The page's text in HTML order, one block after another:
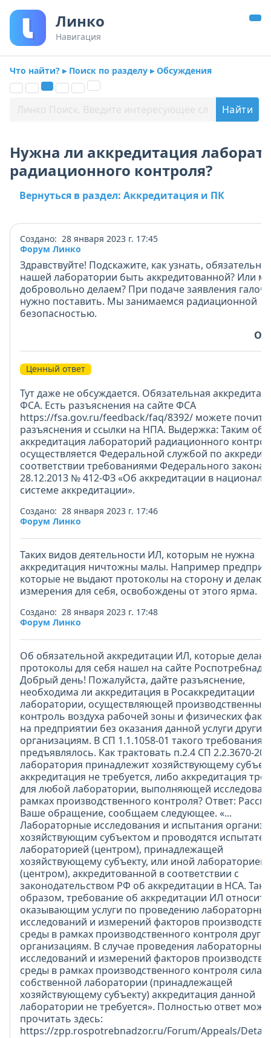
Линко
Навигация
Что найти? ▸ Поиск по разделу ▸ Обсуждения
Нужна ли аккредитация
радиационного контроля?
Вернуться в раздел: Аккредитация и ПК
Создано: 28 января 2023 г. 17:45
Форум Линко
Здравствуйте! Подскажите, как узнать, обязательно
нашей лаборатории быть аккредитованной? Или
добровольно делаем? При подаче заявления
нужно поставить. Мы занимаемся радиационной
безопасностью.
Ценный ответ
Тут даже не обсуждается. Обязательная
ФСА. Есть разъяснения на сайте ФСА
https://fsa.gov.ru/feedback/faq/8392/ можете
разъяснения и ссылки на НПА. Выдержка: Таким
аккредитация лабораторий радиационного
осуществляется Федеральной службой по
соответствии требованиями Федерального закона
28.12.2013 № 412-ФЗ «Об аккредитации в
системе аккредитации».
Создано: 28 января 2023 г. 17:46
Форум Линко
Таких видов деятельности ИЛ, которым не нужна
аккредитация ничтожны малы. Например
которые не выдают протоколы на сторону и делают
измерения для себя, освобождены от этого ярма.
Создано: 28 января 2023 г. 17:48
Форум Линко
Об обязательной аккредитации ИЛ, которые делают
протоколы для себя нашел на сайте
Добрый день! Пожалуйста, дайте разъяснение,
необходима ли аккредитация в Росаккредитации
лаборатории, осуществляющей производственный
контроль воздуха рабочей зоны и физических
на предприятии без оказания данной услуги другим
организациям. В СП 1.1.1058-01 такого требования
предъявлялось. Как трактовать п.2.4 СП 2.2.3670-20:
лаборатория принадлежит хозяйствующему
аккредитация не требуется, либо аккредитация
для любой лаборатории, выполняющей
рамках производственного контроля? Ответ:
Ваше обращение, сообщаем следующее. «...
Лабораторные исследования и испытания
хозяйствующим субъектом и проводятся
лабораторией (центром), принадлежащей
хозяйствующему субъекту, или иной лабораторией
(центром), аккредитованной в соответствии с
законодательством РФ об аккредитации в НСА.
образом, требование об аккредитации ИЛ
оказывающим услуги по проведению лабораторных
исследований и измерений факторов
среды в рамках производственного контроля
организациям. В случае проведения лабораторных
исследований и измерений факторов
среды в рамках производственного контроля
собственной лаборатории (принадлежащей
хозяйствующему субъекту) аккредитация данной
лаборатории не требуется». Полностью ответ
прочитать здесь:
https://zpp.rospotrebnadzor.ru/Forum/Appeals/